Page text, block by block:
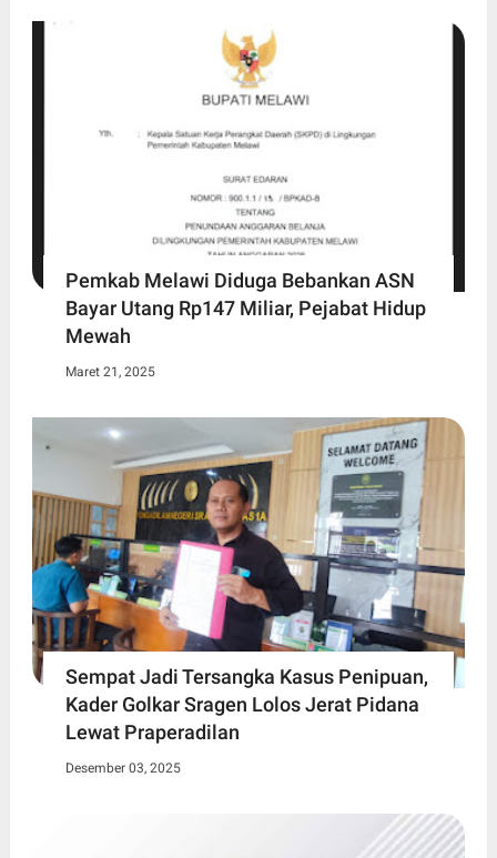
Pemkab Melawi Diduga Bebankan ASN
Bayar Utang Rp147 Miliar, Pejabat Hidup
Mewah
Maret 21, 2025
Sempat Jadi Tersangka Kasus Penipuan,
Kader Golkar Sragen Lolos Jerat Pidana
Lewat Praperadilan
Desember 03, 2025